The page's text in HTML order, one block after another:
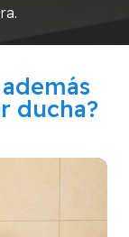
ducha?